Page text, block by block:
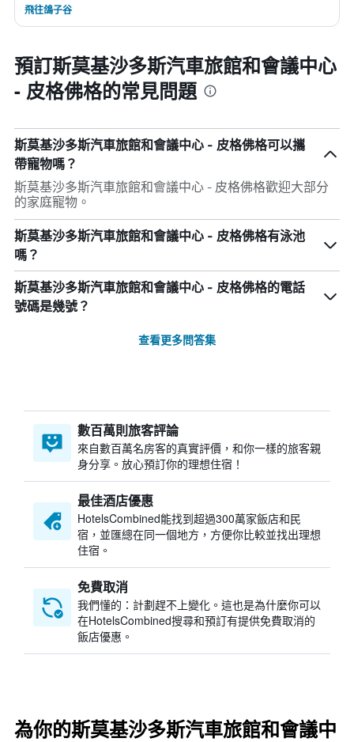
飛往鴿子谷
預訂斯莫基沙多斯汽車旅館和會議中心
- 皮格佛格的常見問題
斯莫基沙多斯汽車旅館和會議中心 - 皮格佛格可以攜
帶寵物嗎？
斯莫基沙多斯汽車旅館和會議中心 - 皮格佛格歡迎大部分
的家庭寵物。
斯莫基沙多斯汽車旅館和會議中心 - 皮格佛格有泳池
嗎？
斯莫基沙多斯汽車旅館和會議中心 - 皮格佛格的電話
號碼是幾號？
查看更多問答集
數百萬則旅客評論
來自數百萬名房客的真實評價，和你一樣的旅客親
身分享。放心預訂你的理想住宿！
最佳酒店優惠
HotelsCombined​能找到超過300萬家飯店和民
宿，並匯總在同一個地方，方便你比較並找出理想
住宿。
免費取消
我們懂的：計劃趕不上變化。這也是為什麼你可以
在HotelsCombined搜尋和預訂有提供免費取消的
飯店優惠。
為你的斯莫基沙多斯汽車旅館和會議中